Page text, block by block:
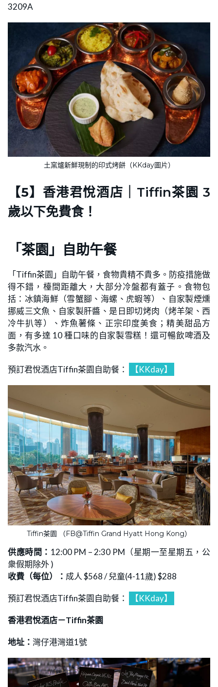
3209A
土窯爐新鮮現制的印式烤餅（KKday圖片）
【5】 香港君悅酒店｜Tiffin茶園 3
歲以下免費食！
「茶園」自助午餐
「Tiffin茶園」自助午餐，食物貴精不貴多。防疫措施做
得不錯，檯間距離大，大部分冷盤都有蓋子。食物包
括：冰鎮海鮮（雪蟹腳、海螺、虎蝦等）、自家製煙燻
挪威三文魚、自家製肝醬、是日即切烤肉（烤羊架、西
冷牛扒等）、炸魚薯條、正宗印度美食；精美甜品方
面，有多達 10 種口味的自家製雪糕！還可暢飲啤酒及
多款汽水。
預訂君悅酒店Tiffin茶園自助餐： 【KKday】
Tiffin茶園 （FB@Tiffin Grand Hyatt Hong Kong）
供應時間： 12:00 PM – 2:30 PM（星期一至星期五，公
衆假期除外 )
收費（每位）： 成人 $568 / 兒童(4-11歲) $288
預訂君悅酒店Tiffin茶園自助餐： 【KKday】
香港君悅酒店－Tiffin茶園
地址： 灣仔港灣道1號